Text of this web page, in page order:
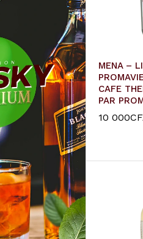
MENA –
CAFE
PAR
10 000